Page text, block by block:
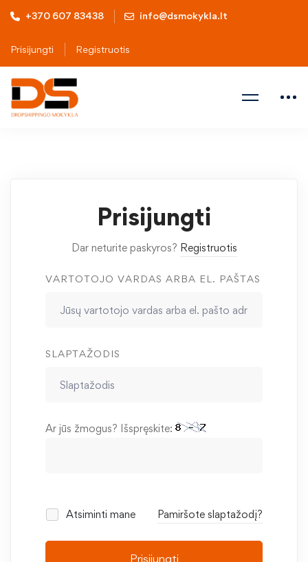
+370 607 83438 info@dsmokykla.lt
Prisijungti Registruotis
Prisijungti
Dar neturite paskyros? Registruotis
VARTOTOJO VARDAS ARBA EL. PAŠTAS
SLAPTAŽODIS
Ar jūs žmogus? Išspręskite:
Atsiminti mane Pamiršote slaptažodį?
Prisijungti